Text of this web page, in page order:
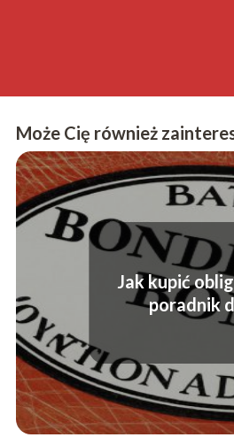
Może Cię również
Jak kupić
poradnik